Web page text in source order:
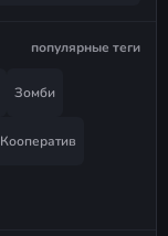
популярные теги
Зомби
Кооператив